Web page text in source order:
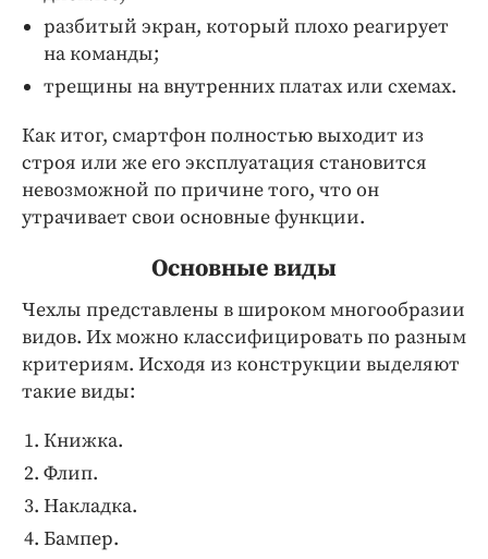
разбитый экран, который плохо реагирует
на команды;
трещины на внутренних платах или схемах.
Как итог, смартфон полностью выходит из
строя или же его эксплуатация становится
невозможной по причине того, что он
утрачивает свои основные функции.
Основные виды
Чехлы представлены в широком многообразии
видов. Их можно классифицировать по разным
критериям. Исходя из конструкции выделяют
такие виды:
Книжка.
Флип.
Накладка.
Бампер.